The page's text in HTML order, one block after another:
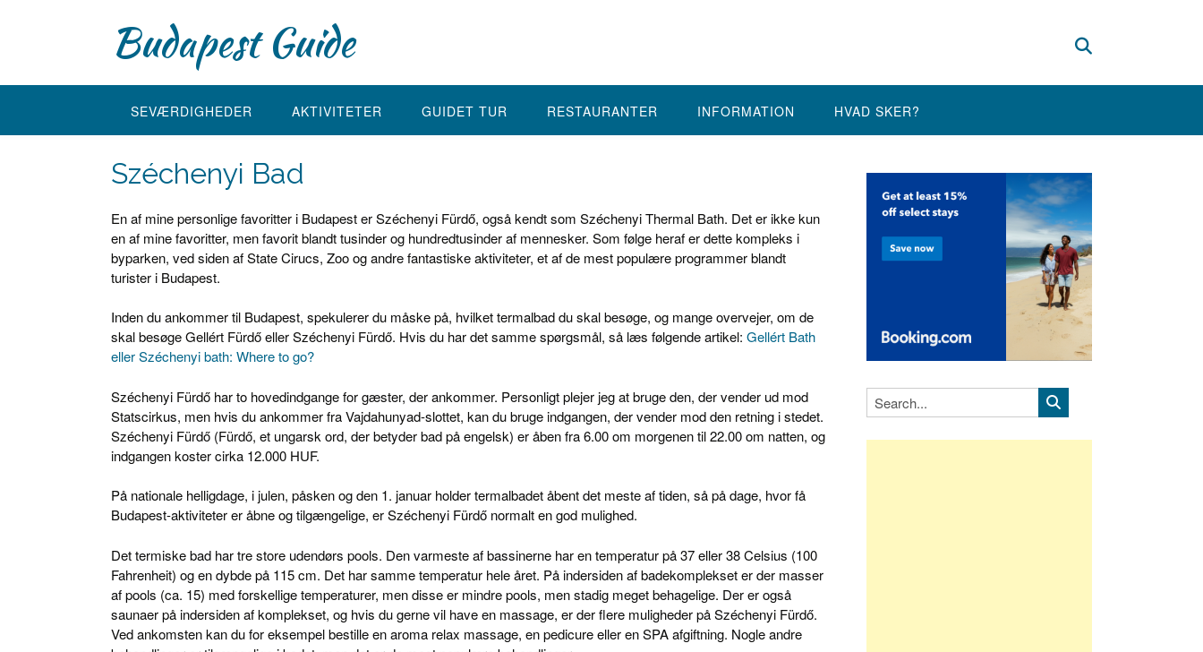
Budapest Guide
SEVÆRDIGHEDER AKTIVITETER GUIDET TUR RESTAURANTER INFORMATION HVAD SKER?
Széchenyi Bad
En af mine personlige favoritter i Budapest er Széchenyi Fürdő, også kendt som Széchenyi Thermal Bath. Det er ikke kun
en af mine favoritter, men favorit blandt tusinder og hundredtusinder af mennesker. Som følge heraf er dette kompleks i
byparken, ved siden af State Cirucs, Zoo og andre fantastiske aktiviteter, et af de mest populære programmer blandt
turister i Budapest.
Inden du ankommer til Budapest, spekulerer du måske på, hvilket termalbad du skal besøge, og mange overvejer, om de
skal besøge Gellért Fürdő eller Széchenyi Fürdő. Hvis du har det samme spørgsmål, så læs følgende artikel: Gellért Bath
eller Széchenyi bath: Where to go?
Széchenyi Fürdő har to hovedindgange for gæster, der ankommer. Personligt plejer jeg at bruge den, der vender ud mod
Statscirkus, men hvis du ankommer fra Vajdahunyad-slottet, kan du bruge indgangen, der vender mod den retning i stedet.
Széchenyi Fürdő (Fürdő, et ungarsk ord, der betyder bad på engelsk) er åben fra 6.00 om morgenen til 22.00 om natten, og
indgangen koster cirka 12.000 HUF.
På nationale helligdage, i julen, påsken og den 1. januar holder termalbadet åbent det meste af tiden, så på dage, hvor få
Budapest-aktiviteter er åbne og tilgængelige, er Széchenyi Fürdő normalt en god mulighed.
Det termiske bad har tre store udendørs pools. Den varmeste af bassinerne har en temperatur på 37 eller 38 Celsius (100
Fahrenheit) og en dybde på 115 cm. Det har samme temperatur hele året. På indersiden af badekomplekset er der masser
af pools (ca. 15) med forskellige temperaturer, men disse er mindre pools, men stadig meget behagelige. Der er også
saunaer på indersiden af komplekset, og hvis du gerne vil have en massage, er der flere muligheder på Széchenyi Fürdő.
Ved ankomsten kan du for eksempel bestille en aroma relax massage, en pedicure eller en SPA afgiftning. Nogle andre